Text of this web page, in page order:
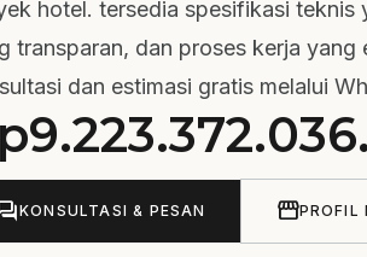
hotel. tersedia spesifikasi teknis
transparan, dan proses kerja yang
dan estimasi gratis melalui
KONSULTASI & PESAN storefrontPROFIL